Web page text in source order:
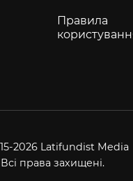
Правила
2026 Latifundist Media
Всі права захищені.